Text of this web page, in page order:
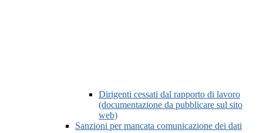
Dirigenti cessati dal rapporto di lavoro
(documentazione da pubblicare sul sito
web)
Sanzioni per mancata comunicazione dei dati